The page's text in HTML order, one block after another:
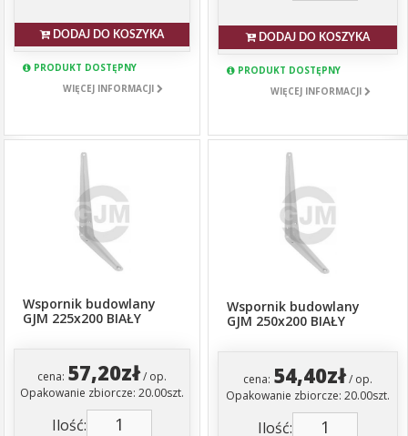
DODAJ DO KOSZYKA
PRODUKT DOSTĘPNY
WIĘCEJ INFORMACJI
DODAJ DO KOSZYKA
PRODUKT DOSTĘPNY
WIĘCEJ INFORMACJI
Wspornik budowlany
GJM 225x200 BIAŁY
cena: 57,20zł/ op.
Opakowanie zbiorcze: 20.00szt.
Ilość:
Wspornik budowlany
GJM 250x200 BIAŁY
cena: 54,40zł/ op.
Opakowanie zbiorcze: 20.00szt.
Ilość: